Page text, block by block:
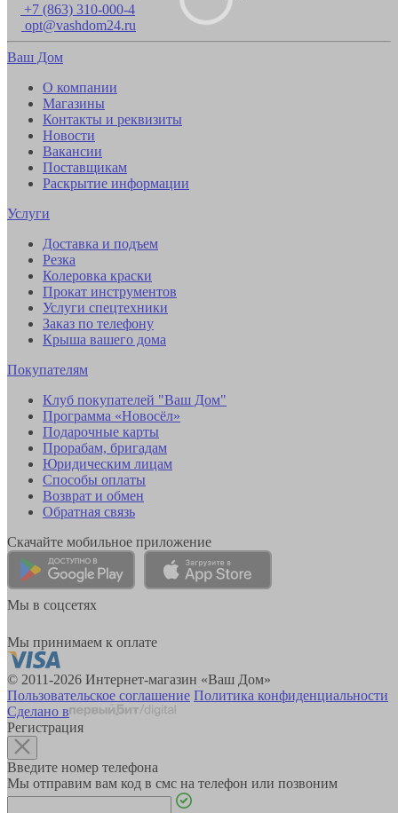
+7 (863) 310-000-4
opt@vashdom24.ru
Ваш Дом
О компании
Магазины
Контакты и реквизиты
Новости
Вакансии
Поставщикам
Раскрытие информации
Услуги
Доставка и подъем
Резка
Колеровка краски
Прокат инструментов
Услуги спецтехники
Заказ по телефону
Крыша вашего дома
Покупателям
Клуб покупателей "Ваш Дом"
Программа «Новосёл»
Подарочные карты
Прорабам, бригадам
Юридическим лицам
Способы оплаты
Возврат и обмен
Обратная связь
Скачайте мобильное приложение
Мы в соцсетях
Мы принимаем к оплате
© 2011-2026 Интернет-магазин «Ваш Дом»
Пользовательское соглашение Политика конфиденциальности
Сделано в
Регистрация
Введите номер телефона
Мы отправим вам код в смс на телефон или позвоним